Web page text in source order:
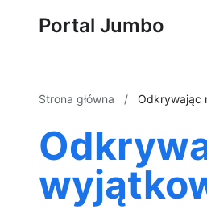
Portal Jumbo
Strona główna / Odkrywając